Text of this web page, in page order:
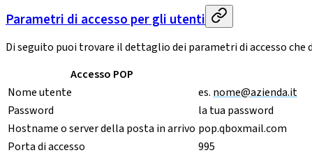
Parametri di accesso per gli utenti
Di seguito puoi trovare il dettaglio dei parametri di accesso
Accesso POP
Nome utente
es. nome@azienda.it
Password
la tua password
Hostname o server della posta in arrivo pop.qboxmail.com
Porta di accesso
995